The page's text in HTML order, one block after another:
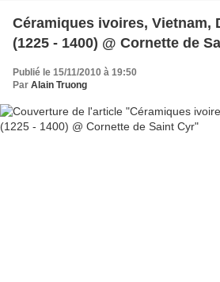
Céramiques ivoires, Vietnam,
(1225 - 1400) @ Cornette de
Publié le 15/11/2010 à 19:50
Par Alain Truong